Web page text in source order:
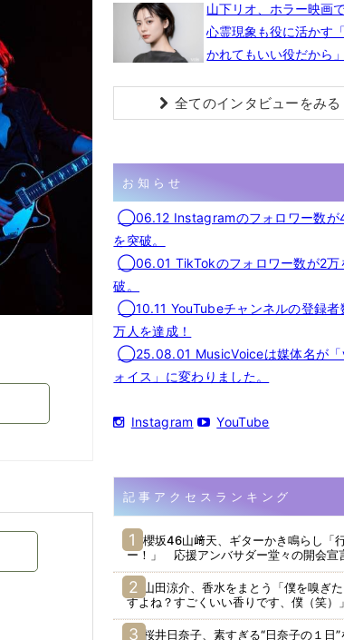
山下リオ、ホラー映画
心霊現象も役に活かす
かれてもいい役だから」
全てのインタビューをみる
お知らせ
◯06.12 Instagramのフォロワー数が
を突破。
◯06.01 TikTokのフォロワー数が2万
破。
◯10.11 YouTubeチャンネルの登録者
万人を達成！
◯25.08.01 MusicVoiceは媒体名が「
ォイス」に変わりました。
Instagram YouTube
記事アクセスランキング
櫻坂46山﨑天、ギターかき鳴らし「
ー！」 応援アンバサダー堂々の開会宣
山田涼介、香水をまとう「僕を嗅ぎ
すよね？すごくいい香りです、僕（笑）」
桜井日奈子、素すぎる“日奈子の１日”